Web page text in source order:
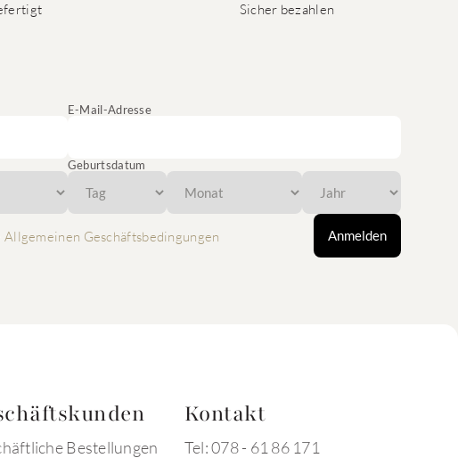
Sicher bezahlen
E-Mail-Adresse
Geburtsdatum
Allgemeinen Geschäftsbedingungen Anmelden
Bestellungen
Kontakt
Tel: 078 - 61 86 171